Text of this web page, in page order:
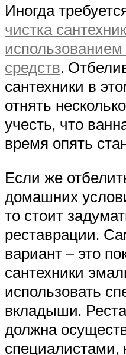
Иногда
чистка
средств.
сантехники в
отнять
учесть, что
время опять
Если же
домашних
то стоит
реставрации.
вариант – это
сантехники
использовать
вкладыши.
должна
специалистами,